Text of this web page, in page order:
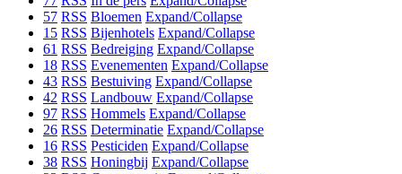
57 RSS Bloemen Expand/Collapse
15 RSS Bijenhotels Expand/Collapse
61 RSS Bedreiging Expand/Collapse
18 RSS Evenementen Expand/Collapse
43 RSS Bestuiving Expand/Collapse
42 RSS Landbouw Expand/Collapse
97 RSS Hommels Expand/Collapse
26 RSS Determinatie Expand/Collapse
16 RSS Pesticiden Expand/Collapse
38 RSS Honingbij Expand/Collapse